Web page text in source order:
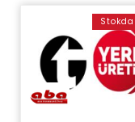
Stokda